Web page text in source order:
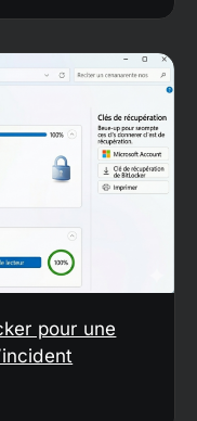
pour une